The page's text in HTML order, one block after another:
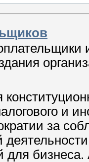
и
за
для